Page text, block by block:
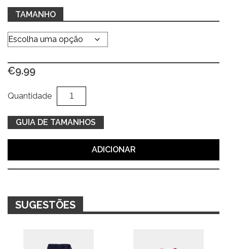
TAMANHO
€9.99
Quantidade
Quantidade
de
T-
shirt
curta
GUIA DE TAMANHOS
ADICIONAR
SUGESTÕES